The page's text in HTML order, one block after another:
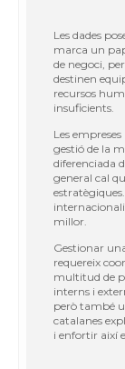
Les dades
marca un
de negoci,
destinen
recursos
insuficients.
Les
gestió de la
diferenciada
general cal
millor.
Gestionar
requereix
multitud de
interns i
però també
catalanes
i enfortir així